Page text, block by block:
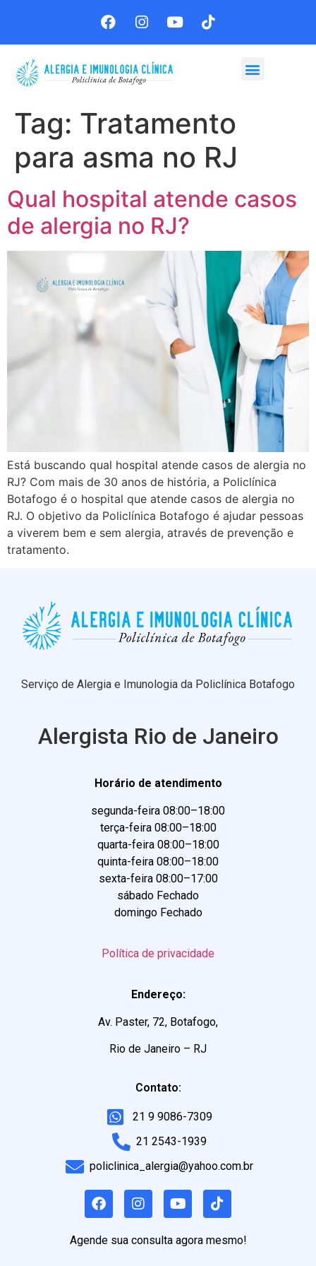
Tag: Tratamento
para asma no RJ
Qual hospital atende casos
de alergia no RJ?
Está buscando qual hospital atende casos de alergia no
RJ? Com mais de 30 anos de história, a Policlínica
Botafogo é o hospital que atende casos de alergia no
RJ. O objetivo da Policlínica Botafogo é ajudar pessoas
a viverem bem e sem alergia, através de prevenção e
tratamento.
Serviço de Alergia e Imunologia da Policlínica Botafogo
Alergista Rio de Janeiro
Horário de atendimento
segunda-feira 08:00–18:00
terça-feira 08:00–18:00
quarta-feira 08:00–18:00
quinta-feira 08:00–18:00
sexta-feira 08:00–17:00
sábado Fechado
domingo Fechado
Política de privacidade
Endereço:
Av. Paster, 72, Botafogo,
Rio de Janeiro – RJ
Contato:
21 9 9086-7309
21 2543-1939
policlinica_alergia@yahoo.com.br
Agende sua consulta agora mesmo!